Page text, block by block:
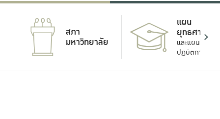
สภา
มหาวิทยาลัย
แผน
ยุทธศาสตร์
และแผน
ปฏิบัติการ